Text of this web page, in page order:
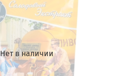
Нет в наличии